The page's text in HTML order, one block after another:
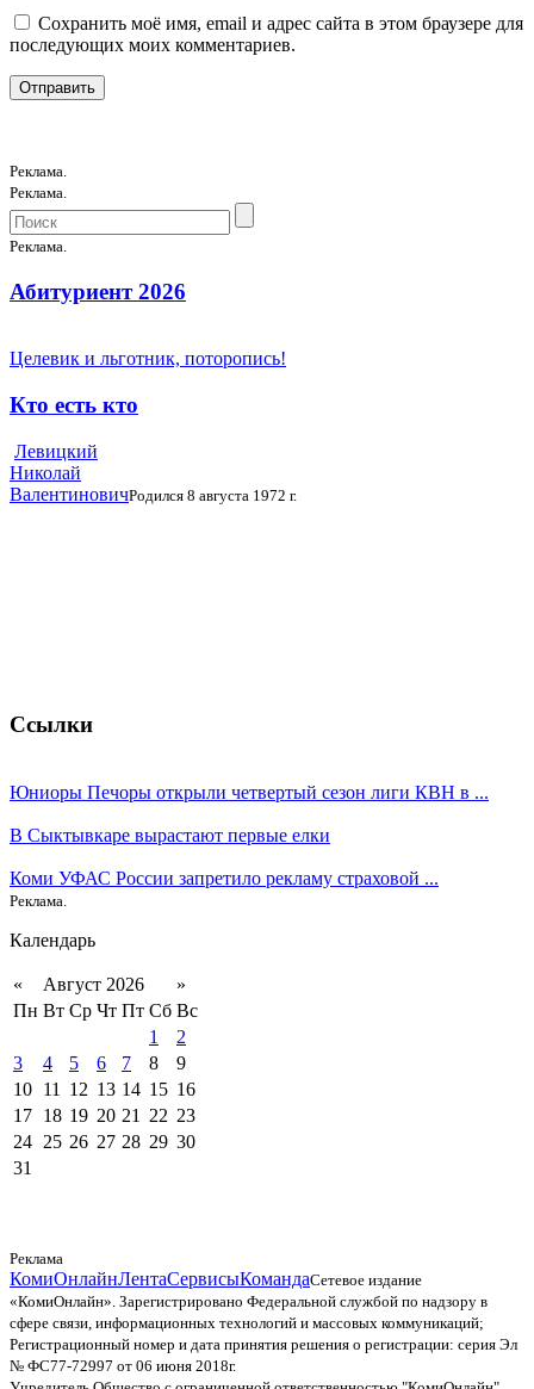
Сохранить моё имя, email и адрес сайта в этом браузере для
последующих моих комментариев.
Реклама.
Реклама.
Реклама.
Абитуриент 2026
Целевик и льготник, поторопись!
Кто есть кто
Левицкий
Николай
ВалентиновичРодился 8 августа 1972 г.
Ссылки
Юниоры Печоры открыли четвертый сезон лиги КВН в ...
В Сыктывкаре вырастают первые елки
Коми УФАС России запретило рекламу страховой ...
Реклама.
Календарь
« Август 2026
»
Пн Вт Ср Чт Пт Сб Вс
1
2
3
4 5 6 7 8
9
10 11 12 13 14 15 16
17 18 19 20 21 22 23
24 25 26 27 28 29 30
31
Реклама
КомиОнлайнЛентаСервисыКомандаСетевое издание
«КомиОнлайн». Зарегистрировано Федеральной службой по надзору в
сфере связи, информационных технологий и массовых коммуникаций;
Регистрационный номер и дата принятия решения о регистрации: серия Эл
№ ФС77-72997 от 06 июня 2018г.